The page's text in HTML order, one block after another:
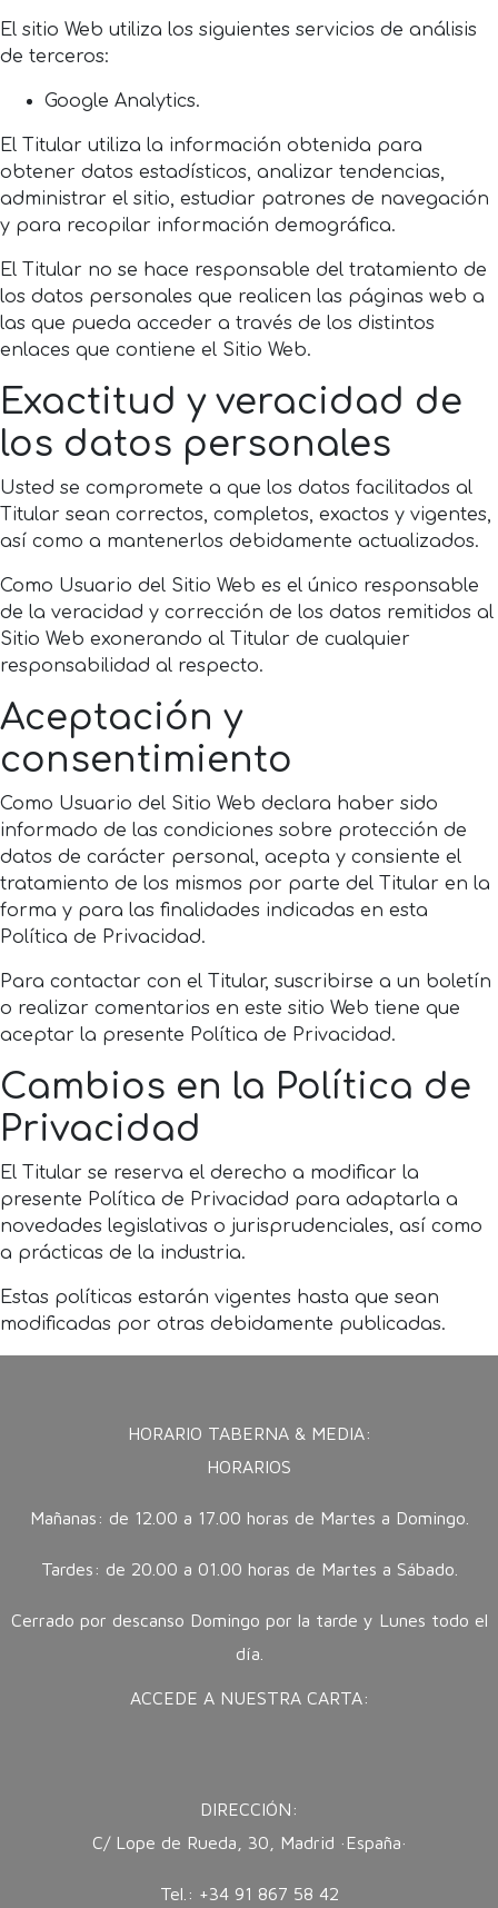
El sitio Web utiliza los siguientes servicios de análisis
de terceros:
Google Analytics.
El Titular utiliza la información obtenida para
obtener datos estadísticos, analizar tendencias,
administrar el sitio, estudiar patrones de navegación
y para recopilar información demográfica.
El Titular no se hace responsable del tratamiento de
los datos personales que realicen las páginas web a
las que pueda acceder a través de los distintos
enlaces que contiene el Sitio Web.
Exactitud y veracidad de
los datos personales
Usted se compromete a que los datos facilitados al
Titular sean correctos, completos, exactos y vigentes,
así como a mantenerlos debidamente actualizados.
Como Usuario del Sitio Web es el único responsable
de la veracidad y corrección de los datos remitidos al
Sitio Web exonerando al Titular de cualquier
responsabilidad al respecto.
Aceptación y
consentimiento
Como Usuario del Sitio Web declara haber sido
informado de las condiciones sobre protección de
datos de carácter personal, acepta y consiente el
tratamiento de los mismos por parte del Titular en la
forma y para las finalidades indicadas en esta
Política de Privacidad.
Para contactar con el Titular, suscribirse a un boletín
o realizar comentarios en este sitio Web tiene que
aceptar la presente Política de Privacidad.
Cambios en la Política de
Privacidad
El Titular se reserva el derecho a modificar la
presente Política de Privacidad para adaptarla a
novedades legislativas o jurisprudenciales, así como
a prácticas de la industria.
Estas políticas estarán vigentes hasta que sean
modificadas por otras debidamente publicadas.
HORARIO TABERNA & MEDIA:
HORARIOS
Mañanas: de 12.00 a 17.00 horas de Martes a Domingo.
Tardes: de 20.00 a 01.00 horas de Martes a Sábado.
Cerrado por descanso Domingo por la tarde y Lunes todo el
día.
ACCEDE A NUESTRA CARTA:
DIRECCIÓN:
C/ Lope de Rueda, 30, Madrid ·España·
Tel.: +34 91 867 58 42